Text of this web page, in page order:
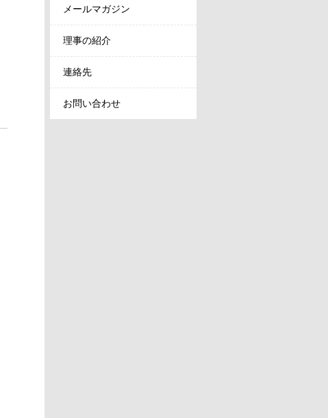
メールマガジン
理事の紹介
連絡先
お問い合わせ